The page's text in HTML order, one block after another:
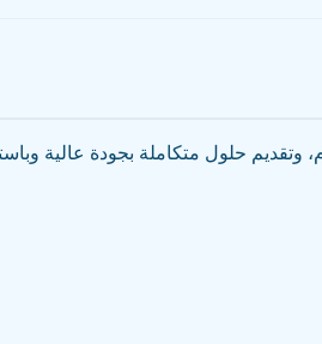
حلول متكاملة بجودة عالية